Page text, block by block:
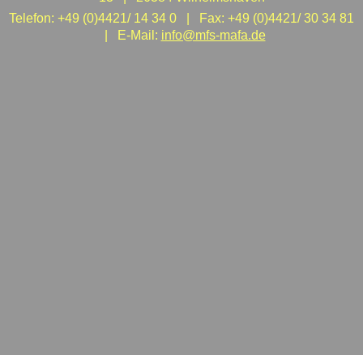
Telefon: +49 (0)4421/ 14 34 0 | Fax: +49 (0)4421/ 30 34 81
| E-Mail: info@mfs-mafa.de